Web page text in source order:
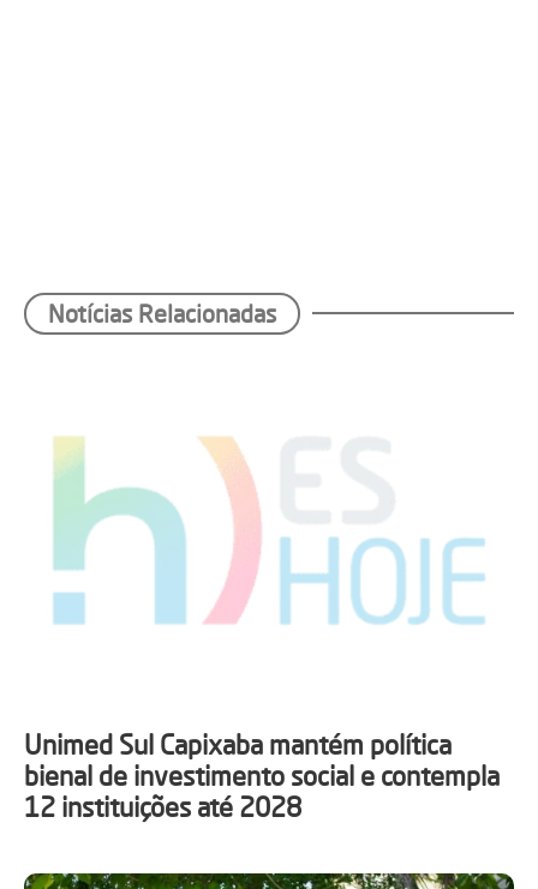
Notícias Relacionadas
Unimed Sul Capixaba mantém política
bienal de investimento social e contempla
12 instituições até 2028